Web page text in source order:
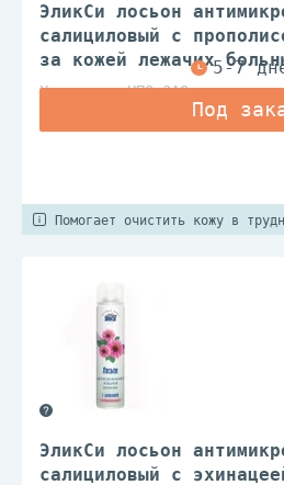
ЭликСи лосьон
салициловый с
за кожей лежачих
Химсинтез НПО ЗАО
Помогает очистить кожу в
ЭликСи лосьон
салициловый с